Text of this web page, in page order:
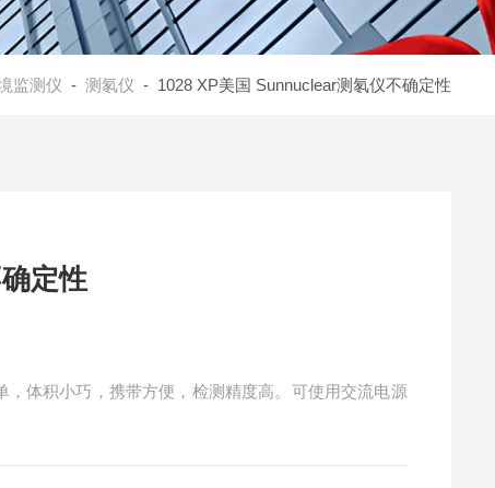
监测仪 - 测氡仪 - 1028 XP美国 Sunnuclear测氡仪不确定性
定性
，体积小巧，携带方便，检测精度高。可使用交流电源